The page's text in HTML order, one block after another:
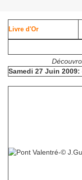
Livre d'Or
Samedi 27 Juin